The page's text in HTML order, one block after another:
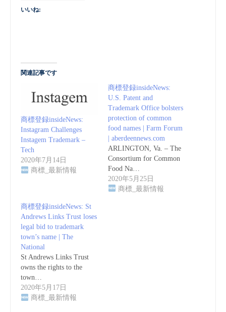
いいね:
関連記事です
商標登録insideNews:
Instagram Challenges
Instagem Trademark –
Tech
2020年7月14日
商標_最新情報
商標登録insideNews:
U.S. Patent and
Trademark Office bolsters
protection of common
food names | Farm Forum
| aberdeennews.com
ARLINGTON, Va. – The
Consortium for Common
Food Na…
2020年5月25日
商標_最新情報
商標登録insideNews: St
Andrews Links Trust loses
legal bid to trademark
town’s name | The
National
St Andrews Links Trust
owns the rights to the
town…
2020年5月17日
商標_最新情報